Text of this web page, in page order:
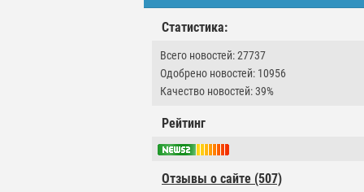
Статистика:
Всего новостей: 27737
Одобрено новостей: 10956
Качество новостей: 39%
Рейтинг
Отзывы о сайте (507)